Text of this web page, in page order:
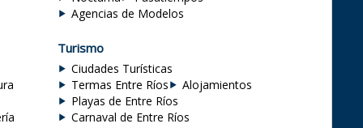
Agencias de Modelos
Turismo
Ciudades Turísticas
Termas Entre Ríos
Alojamientos
Playas de Entre Ríos
Carnaval de Entre Ríos